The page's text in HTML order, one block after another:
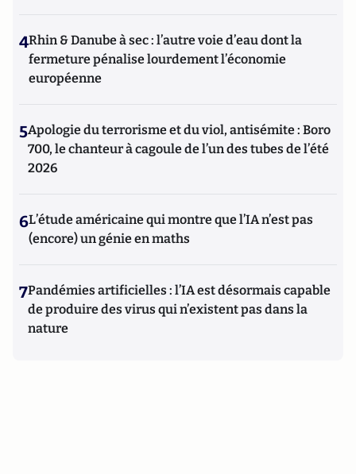
4Rhin & Danube à sec : l’autre voie d’eau dont la
fermeture pénalise lourdement l’économie
européenne
5Apologie du terrorisme et du viol, antisémite : Boro
700, le chanteur à cagoule de l’un des tubes de l’été
2026
6L’étude américaine qui montre que l’IA n’est pas
(encore) un génie en maths
7Pandémies artificielles : l’IA est désormais capable
de produire des virus qui n’existent pas dans la
nature